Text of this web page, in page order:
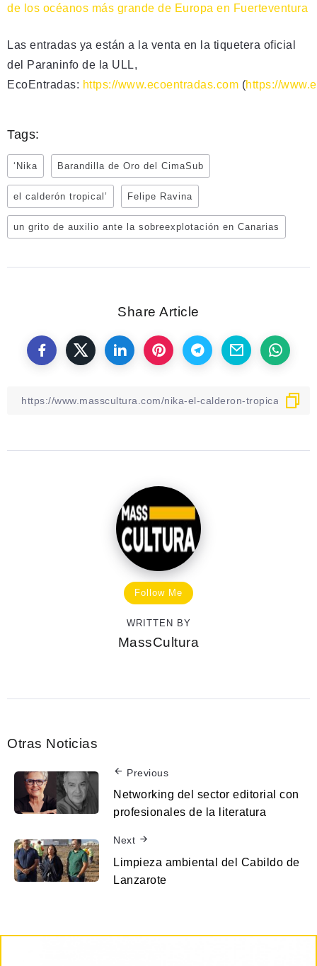
de los océanos más grande de Europa en Fuerteventura
Las entradas ya están a la venta en la tiquetera oficial
del Paraninfo de la ULL,
EcoEntradas: https://www.ecoentradas.com (https://
Tags:
‘Nika Barandilla de Oro del CimaSub
el calderón tropical’ Felipe Ravina
un grito de auxilio ante la sobreexplotación en Canarias
Share Article
Follow Me
WRITTEN BY
MassCultura
Otras Noticias
Previous
Networking del sector editorial con
profesionales de la literatura
Next
Limpieza ambiental del Cabildo de
Lanzarote